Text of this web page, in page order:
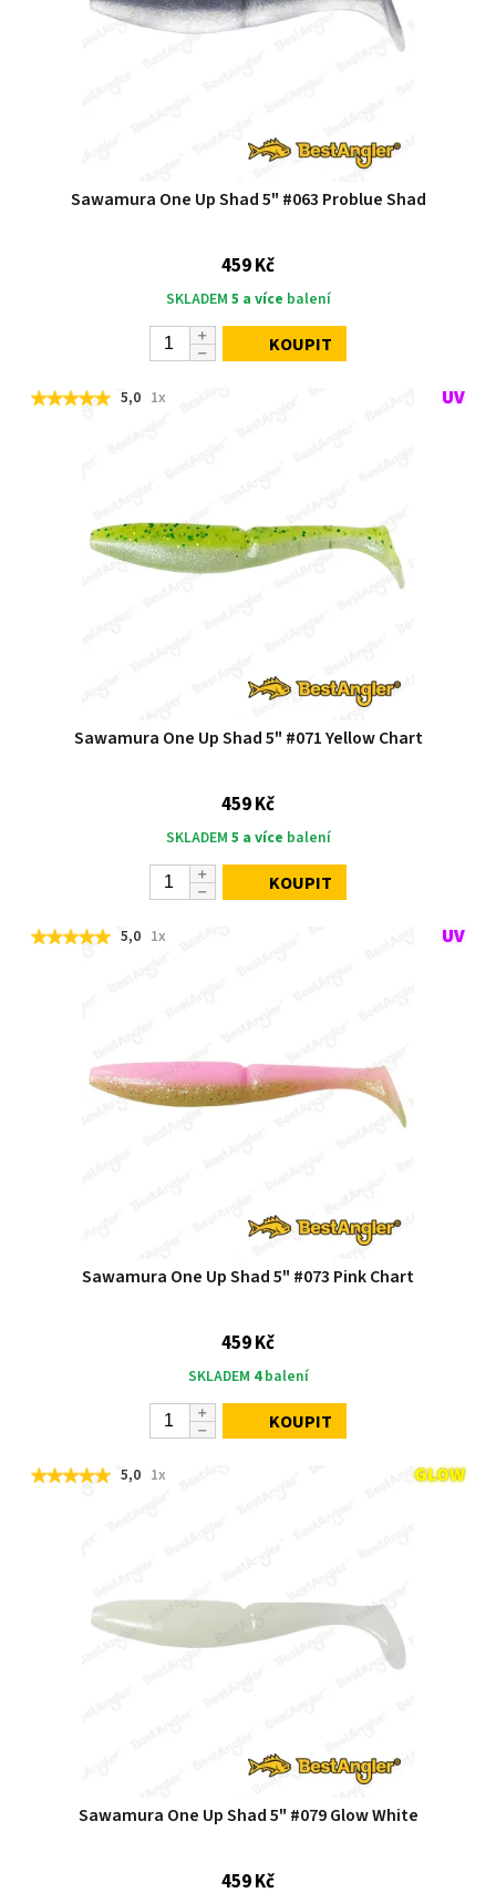
Sawamura One Up Shad 5" #063 Problue Shad
459 Kč
SKLADEM 5 a více balení
KOUPIT
5,0 1x
Sawamura One Up Shad 5" #071 Yellow Chart
459 Kč
SKLADEM 5 a více balení
KOUPIT
5,0 1x
Sawamura One Up Shad 5" #073 Pink Chart
459 Kč
SKLADEM 4balení
KOUPIT
5,0 1x
Sawamura One Up Shad 5" #079 Glow White
459 Kč